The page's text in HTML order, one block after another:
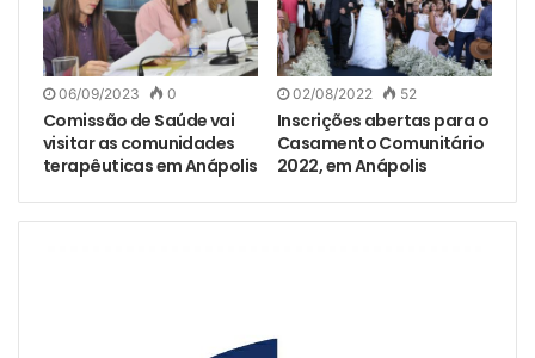
06/09/2023 0
Comissão de Saúde vai
visitar as comunidades
terapêuticas em Anápolis
02/08/2022 52
Inscrições abertas para o
Casamento Comunitário
2022, em Anápolis